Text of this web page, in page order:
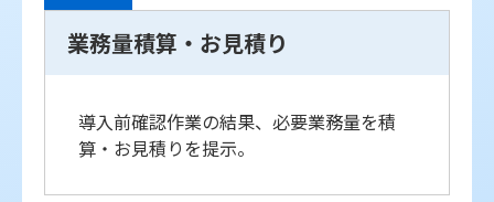
業務量積算・お見積り
導入前確認作業の結果、必要業務量を積
算・お見積りを提示。